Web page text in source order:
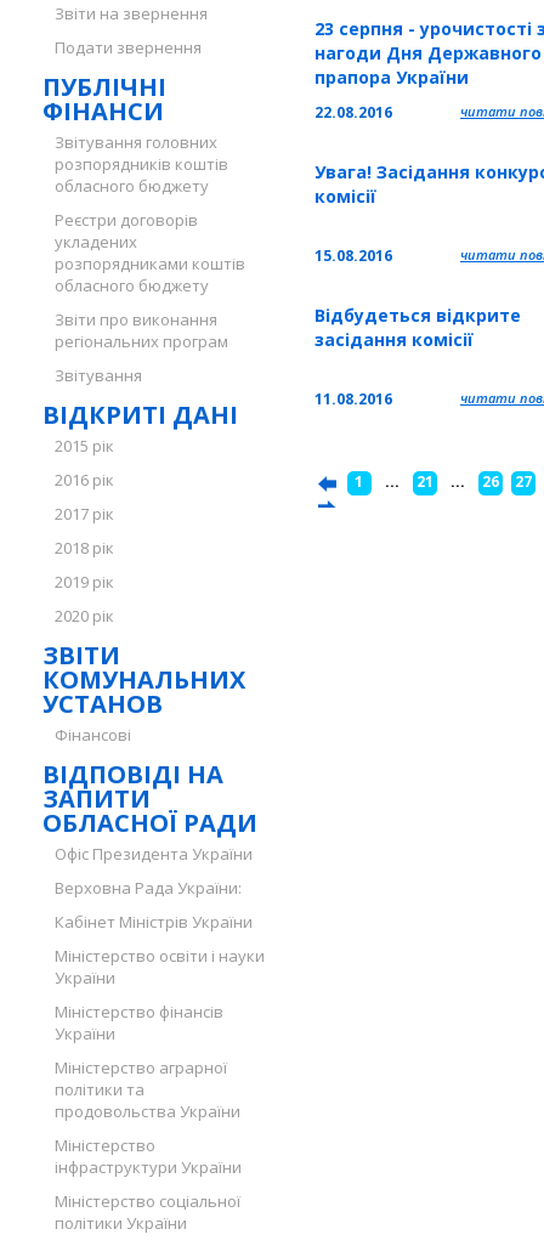
Звіти на звернення
Подати звернення
ПУБЛІЧНІ
ФІНАНСИ
Звітування головних
розпорядників коштів
обласного бюджету
Реєстри договорів
укладених
розпорядниками коштів
обласного бюджету
Звіти про виконання
регіональних програм
Звітування
ВІДКРИТІ ДАНІ
2015 рік
2016 рік
2017 рік
2018 рік
2019 рік
2020 рік
ЗВІТИ
КОМУНАЛЬНИХ
УСТАНОВ
Фінансові
ВІДПОВІДІ НА
ЗАПИТИ
ОБЛАСНОЇ РАДИ
Офіс Президента України
Верховна Рада України:
Кабінет Міністрів України
Міністерство освіти і науки
України
Міністерство фінансів
України
Міністерство аграрної
політики та
продовольства України
Міністерство
інфраструктури України
Міністерство соціальної
політики України
23 серпня - урочистості
нагоди Дня Державного
прапора України
22.08.2016 читати
Увага! Засідання
комісії
15.08.2016 читати
Відбудеться відкрите
засідання комісії
11.08.2016 читати
1 ... 21 ... 26 27